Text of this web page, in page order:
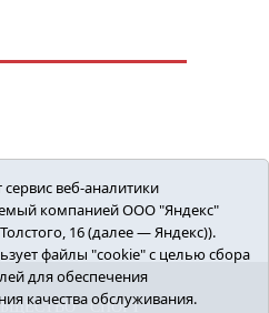
СПОРТ
веб-аналитики
компанией ООО "Яндекс"
16 (далее — Яндекс)).
файлы "cookie" с целью сбора
для обеспечения
качества обслуживания.